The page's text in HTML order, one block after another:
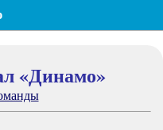
«Динамо»